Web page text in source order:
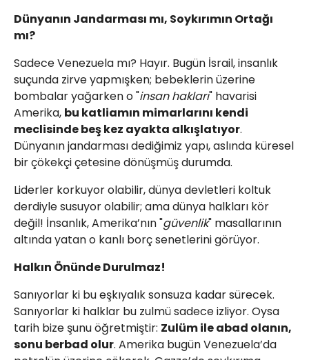
Dünyanın Jandarması mı, Soykırımın Ortağı
mı?
Sadece Venezuela mı? Hayır. Bugün İsrail, insanlık
suçunda zirve yapmışken; bebeklerin üzerine
bombalar yağarken o "insan hakları" havarisi
Amerika, bu katliamın mimarlarını kendi
meclisinde beş kez ayakta alkışlatıyor.
Dünyanın jandarması dediğimiz yapı, aslında küresel
bir çökekçi çetesine dönüşmüş durumda.
Liderler korkuyor olabilir, dünya devletleri koltuk
derdiyle susuyor olabilir; ama dünya halkları kör
değil! İnsanlık, Amerika’nın "güvenlik" masallarının
altında yatan o kanlı borç senetlerini görüyor.
Halkın Önünde Durulmaz!
Sanıyorlar ki bu eşkıyalık sonsuza kadar sürecek.
Sanıyorlar ki halklar bu zulmü sadece izliyor. Oysa
tarih bize şunu öğretmiştir: Zulüm ile abad olanın,
sonu berbad olur. Amerika bugün Venezuela’da